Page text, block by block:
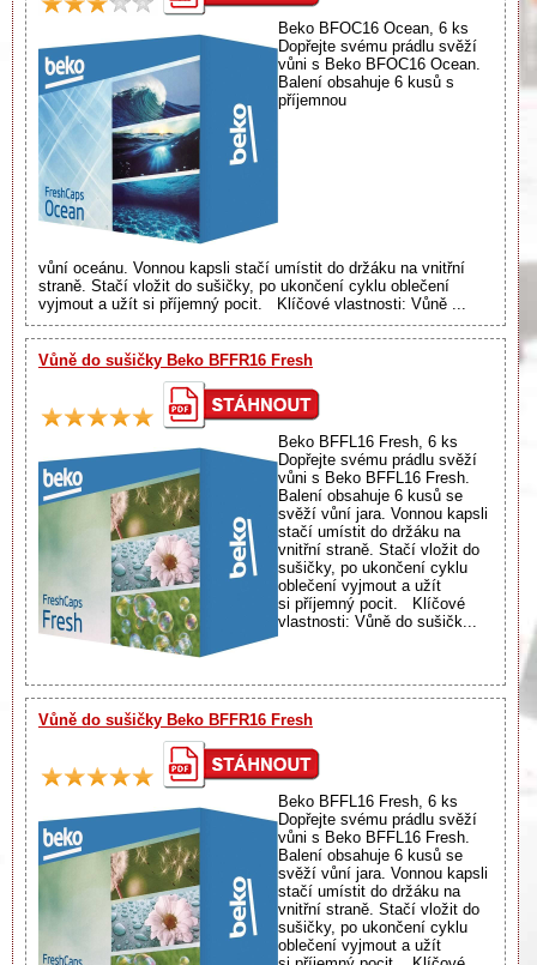
Beko BFOC16 Ocean, 6 ks
Dopřejte svému prádlu svěží
vůni s Beko BFOC16 Ocean.
Balení obsahuje 6 kusů s
příjemnou
vůní oceánu. Vonnou kapsli stačí umístit do držáku na vnitřní
straně. Stačí vložit do sušičky, po ukončení cyklu oblečení
vyjmout a užít si příjemný pocit. Klíčové vlastnosti: Vůně ...
Vůně do sušičky Beko BFFR16 Fresh
Beko BFFL16 Fresh, 6 ks
Dopřejte svému prádlu svěží
vůni s Beko BFFL16 Fresh.
Balení obsahuje 6 kusů se
svěží vůní jara. Vonnou kapsli
stačí umístit do držáku na
vnitřní straně. Stačí vložit do
sušičky, po ukončení cyklu
oblečení vyjmout a užít
si příjemný pocit. Klíčové
vlastnosti: Vůně do sušičk...
Vůně do sušičky Beko BFFR16 Fresh
Beko BFFL16 Fresh, 6 ks
Dopřejte svému prádlu svěží
vůni s Beko BFFL16 Fresh.
Balení obsahuje 6 kusů se
svěží vůní jara. Vonnou kapsli
stačí umístit do držáku na
vnitřní straně. Stačí vložit do
sušičky, po ukončení cyklu
oblečení vyjmout a užít